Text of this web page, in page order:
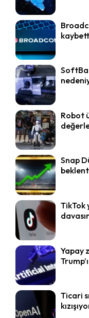
Robot
Snap
TikTok
Yapay
Ticari